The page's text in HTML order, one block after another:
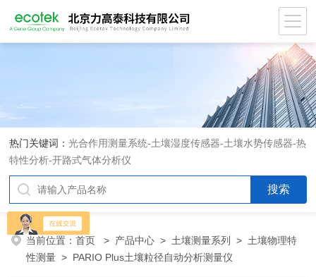
热门关键词：光合作用测量系统-土壤湿度传感器-土壤水势传感器-热
特性分析-开路式气体分析仪
当前位置：首页 > 产品中心 > 土壤测量系列 > 土壤物理特
性测量 > PARIO Plus土壤粒径自动分析测量仪